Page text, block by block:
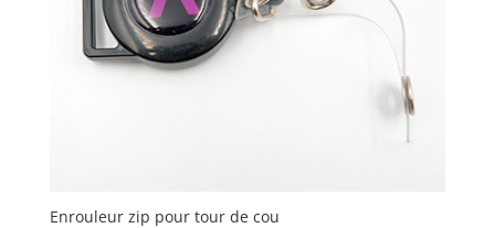
Enrouleur zip pour tour de cou